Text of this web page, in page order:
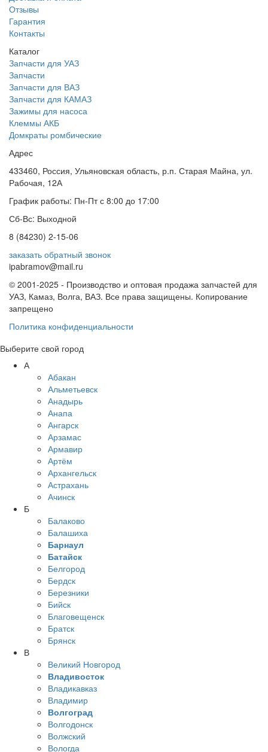
Отзывы
Гарантия
Контакты
Каталог
Запчасти для УАЗ
Запчасти
Запчасти для ВАЗ
Запчасти для КАМАЗ
Зажимы для насоса
Клеммы АКБ
Домкраты ромбические
Адрес
433460, Россия, Ульяновская область, р.п. Старая Майна, ул.
Рабочая, 12А
График работы: Пн-Пт с 8:00 до 17:00
Сб-Вс: Выходной
8 (84230) 2-15-06
заказать обратный звонок
ipabramov@mail.ru
© 2001-2025 - Производство и оптовая продажа запчастей для
УАЗ, Камаз, Волга, ВАЗ. Все права защищены. Копирование
запрещено
Политика конфиденциальности
Выберите свой город
А
Абакан
Альметьевск
Анадырь
Анапа
Ангарск
Арзамас
Армавир
Артём
Архангельск
Астрахань
Ачинск
Б
Балаково
Балашиха
Барнаул
Батайск
Белгород
Бердск
Березники
Бийск
Благовещенск
Братск
Брянск
В
Великий Новгород
Владивосток
Владикавказ
Владимир
Волгоград
Волгодонск
Волжский
Вологда